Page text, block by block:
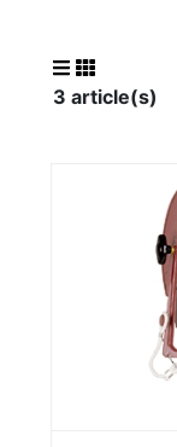
3 article(s)